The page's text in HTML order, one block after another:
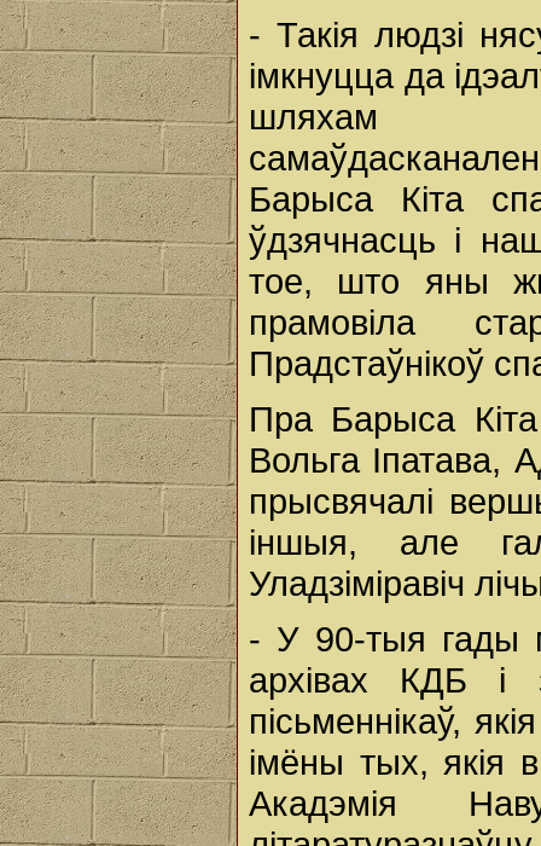
- Такія людзі
імкнуцца да
шляхам
Барыса Кіта
ўдзячнасць і
тое, што яны
прамовіла
Прадстаўнікоў
Пра Барыса Кіта
Вольга Іпатава,
прысвячалі
іншыя, але
Уладзіміравіч
- У 90-тыя гады
архівах КДБ і
пісьменнікаў,
імёны тых, якія
Акадэмія